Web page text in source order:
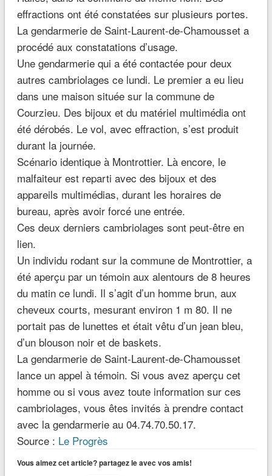
effractions ont été constatées sur plusieurs portes.
La gendarmerie de Saint-Laurent-de-Chamousset a
procédé aux constatations d’usage.
Une gendarmerie qui a été contactée pour deux
autres cambriolages ce lundi. Le premier a eu lieu
dans une maison située sur la commune de
Courzieu. Des bijoux et du matériel multimédia ont
été dérobés. Le vol, avec effraction, s’est produit
durant la journée.
Scénario identique à Montrottier. Là encore, le
malfaiteur est reparti avec des bijoux et des
appareils multimédias, durant les horaires de
bureau, après avoir forcé une entrée.
Ces deux derniers cambriolages sont peut-être en
lien.
Un individu rodant sur la commune de Montrottier, a
été aperçu par un témoin aux alentours de 8 heures
du matin ce lundi. Il s’agit d’un homme brun, aux
cheveux courts, mesurant environ 1 m 80. Il ne
portait pas de lunettes et était vêtu d’un jean bleu,
d’un blouson noir et de baskets.
La gendarmerie de Saint-Laurent-de-Chamousset
lance un appel à témoin. Si vous avez aperçu cet
homme ou si vous avez toute information sur ces
cambriolages, vous êtes invités à prendre contact
avec la gendarmerie au 04.74.70.50.17.
Source : Le Progrès
Vous aimez cet article? partagez le avec vos amis!